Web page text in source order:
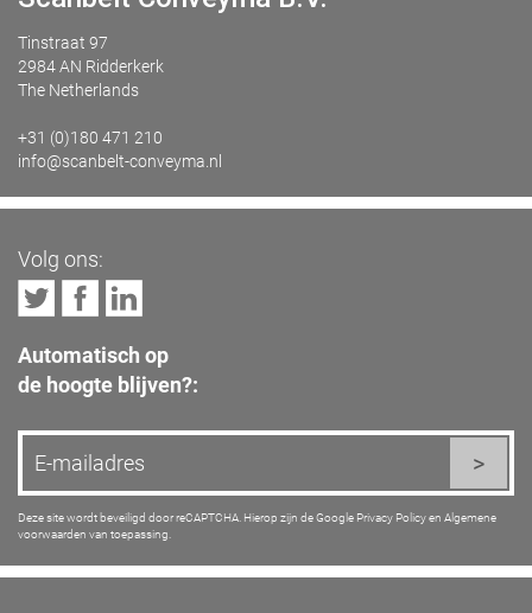
Tinstraat 97
2984 AN Ridderkerk
The Netherlands
+31 (0)180 471 210
info@scanbelt-conveyma.nl
Volg ons:
Automatisch op
de hoogte blijven?:
Deze site wordt beveiligd door reCAPTCHA. Hierop zijn de Google Privacy Policyen Algemene
voorwaarden van toepassing.